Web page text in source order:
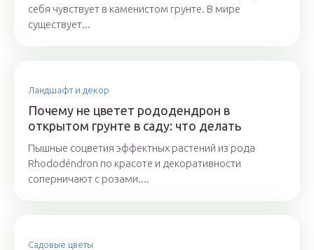
себя чувствует в каменистом грунте. В мире
существует...
Ландшафт и декор
Почему не цветет рододендрон в
открытом грунте в саду: что делать
Пышные соцветия эффектных растений из рода
Rhododéndron по красоте и декоративности
соперничают с розами....
Садовые цветы